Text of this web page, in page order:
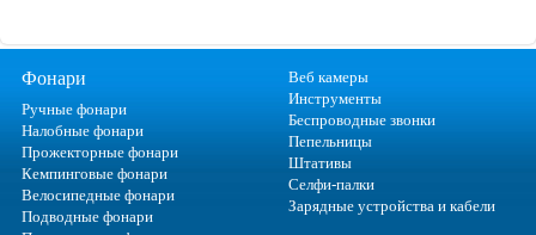
Фонари
Ручные фонари
Налобные фонари
Прожекторные фонари
Кемпинговые фонари
Велосипедные фонари
Подводные фонари
Веб камеры
Инструменты
Беспроводные звонки
Пепельницы
Штативы
Селфи-палки
Зарядные устройства и кабели